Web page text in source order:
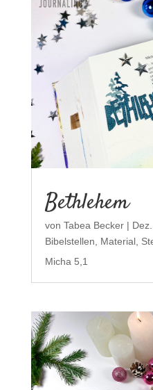
Bethlehem
von Tabea Becker|
Bibelstellen, Material,
Micha 5,1